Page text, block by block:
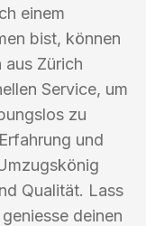
einem
bist, können
Zürich
Service, um
zu
und
Qualität. Lass
deinen